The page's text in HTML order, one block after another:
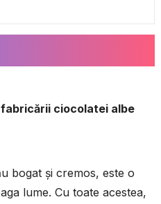
ciocolatei albe
bogat și cremos, este o
lume. Cu toate acestea,